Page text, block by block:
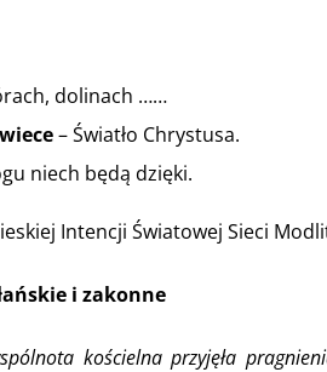
dolinach ……
– Światło Chrystusa.
niech będą dzięki.
Intencji Światowej Sieci
i zakonne
kościelna przyjęła